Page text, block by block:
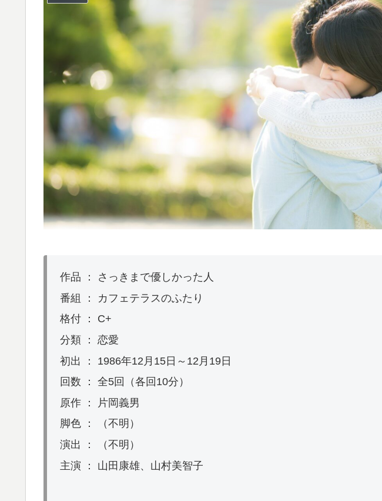
作品 ： さっきまで優しかった人
番組 ： カフェテラスのふたり
格付 ： C+
分類 ： 恋愛
初出 ： 1986年12月15日～12月19日
回数 ： 全5回（各回10分）
原作 ： 片岡義男
脚色 ： （不明）
演出 ： （不明）
主演 ： 山田康雄、山村美智子